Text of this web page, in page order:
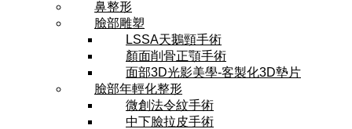
鼻整形
臉部雕塑
LSSA天鵝頸手術
顏面削骨正顎手術
面部3D光影美學-客製化3D墊片
臉部年輕化整形
微創法令紋手術
中下臉拉皮手術